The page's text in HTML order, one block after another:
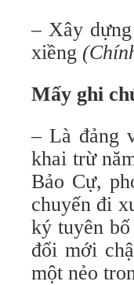
– Xây
xiềng
Mấy ghi
– Là đảng
khai trừ
Bảo Cự,
chuyến đi
ký tuyên
đổi mới
một nẻo